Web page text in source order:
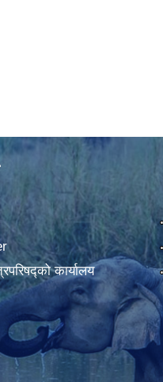
कार्यालय